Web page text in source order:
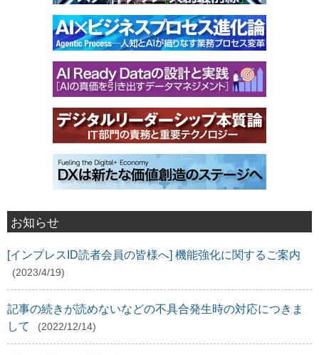
お知らせ
[インプレスID読者会員の皆様へ] 機能強化に関するご案内
(2023/4/19)
記事の続きが読めないなどの不具合発生時の対応につきま
して
(2022/12/14)